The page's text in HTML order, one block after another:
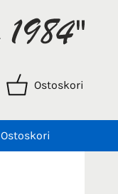
Ostoskori
Ostoskori